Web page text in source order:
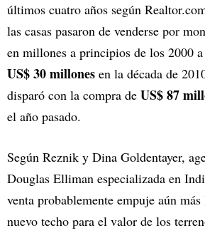
últimos cuatro años según
las casas pasaron de venderse por
en millones a principios de los 2000
US$ 30 millones en la década de
disparó con la compra de US$ 87
el año pasado.
Según Reznik y Dina Goldentayer,
Douglas Elliman especializada en
venta probablemente empuje aún
nuevo techo para el valor de los